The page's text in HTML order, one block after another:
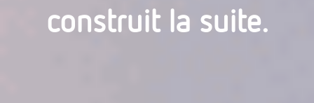
construit la suite.